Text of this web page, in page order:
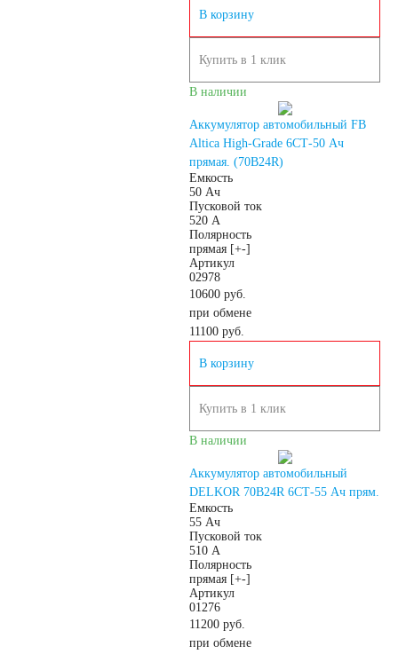
В корзину
Купить в 1 клик
В наличии
Аккумулятор автомобильный FB
Altica High-Grade 6СТ-50 Ач
прямая. (70B24R)
Емкость
50 Ач
Пусковой ток
520 А
Полярность
прямая [+-]
Артикул
02978
10600 руб.
при обмене
11100 руб.
В корзину
Купить в 1 клик
В наличии
Аккумулятор автомобильный
DELKOR 70B24R 6СТ-55 Ач прям.
Емкость
55 Ач
Пусковой ток
510 А
Полярность
прямая [+-]
Артикул
01276
11200 руб.
при обмене